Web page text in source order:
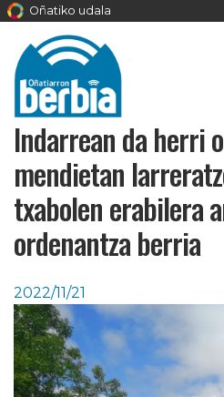
Oñatiko udala
Indarrean da herri
mendietan
txabolen erabilera
ordenantza berria
2022/11/21